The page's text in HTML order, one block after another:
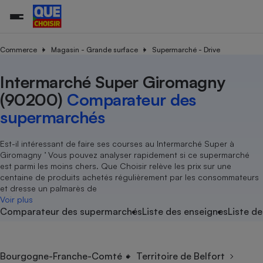
Commerce Magasin - Grande surface Supermarché - Drive
Intermarché Super Giromagny
(90200) Comparateur des
supermarchés
Est-il intéressant de faire ses courses au Intermarché Super à
Giromagny ’ Vous pouvez analyser rapidement si ce supermarché
est parmi les moins chers. Que Choisir relève les prix sur une
centaine de produits achetés régulièrement par les consommateurs
et dresse un palmarès de
Voir plus
Comparateur des supermarchésListe des enseignesListe
Bourgogne-Franche-Comté
Territoire de Belfort
Additifs
Agriculture
Produit alimentaire
Achat - Vente - Location
Carburant
Magasin - Grande surface
Marketing - Fidélisation
Organismes de défense
Système judiciaire
Air
Eau
Achat - Vente - Travaux
Location
Sport
Vacances - Tourisme
électrique
Démarche administrative
Senior
Service marchand
Train
Transport aérien
Toutes les actualités
Enquêtes
Guides d'achat
Conseils
Brèves
Tous les services
Soumettre un litige
Lettres types
Rencontrer une association locale
Tous nos combats
Nos actions
Nos grandes victoires
Les billets de la présidente
Nos associations locales
Nous rejoindre
En savoir plus sur Que Choisir Ensemble
nous ?
L’association
Nos missions
Notre méthodologie
Notre financement
Nos partenaires
Nous rejoindre